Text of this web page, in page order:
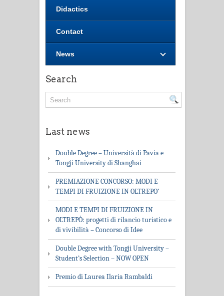
Didactics
Contact
News
Search
Last news
Double Degree – Università di Pavia e
Tongji University di Shanghai
PREMIAZIONE CONCORSO: MODI E
TEMPI DI FRUIZIONE IN OLTREPO’
MODI E TEMPI DI FRUIZIONE IN
OLTREPÒ: progetti di rilancio turistico e
di vivibilità – Concorso di Idee
Double Degree with Tongji University –
Student’s Selection – NOW OPEN
Premio di Laurea Ilaria Rambaldi